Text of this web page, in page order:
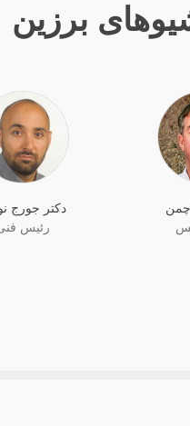
برزین
دکتر جورج
رئیس